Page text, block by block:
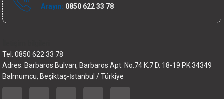
Arayın: 0850 622 33 78
Tel: 0850 622 33 78
Adres: Barbaros Bulvarı, Barbaros Apt. No.74 K.7 D. 18-19 PK.34349
Balmumcu, Beşiktaş-İstanbul / Türkiye